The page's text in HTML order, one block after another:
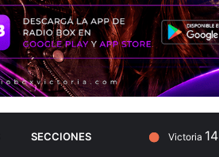
SECCIONES Victoria 14